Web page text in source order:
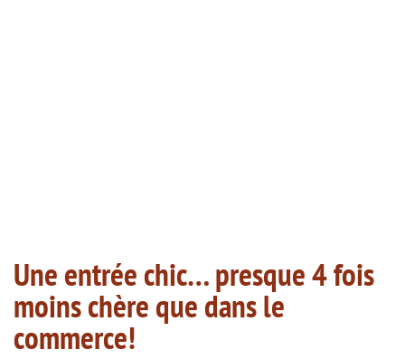
Une entrée chic… presque 4 fois
moins chère que dans le
commerce!